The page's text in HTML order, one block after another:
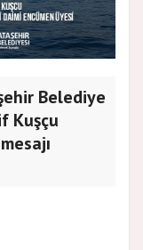
Belediye
Kuşçu